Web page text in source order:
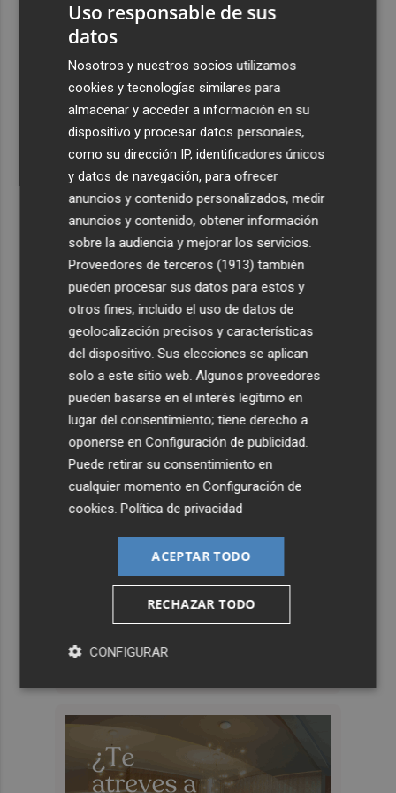
Uso responsable de sus
datos
Nosotros y nuestros socios utilizamos
cookies y tecnologías similares para
almacenar y acceder a información en su
dispositivo y procesar datos personales,
como su dirección IP, identificadores únicos
y datos de navegación, para ofrecer
anuncios y contenido personalizados, medir
anuncios y contenido, obtener información
sobre la audiencia y mejorar los servicios.
Proveedores de terceros (1913) también
pueden procesar sus datos para estos y
otros fines, incluido el uso de datos de
geolocalización precisos y características
del dispositivo. Sus elecciones se aplican
solo a este sitio web. Algunos proveedores
pueden basarse en el interés legítimo en
lugar del consentimiento; tiene derecho a
oponerse enConfiguración de publicidad.
Puede retirar su consentimiento en
cualquier momento enConfiguración de
cookies.Política de privacidad
ACEPTAR TODO
RECHAZAR TODO
CONFIGURAR